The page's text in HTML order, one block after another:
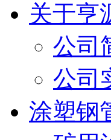
关于亨
公司
公司
涂塑钢